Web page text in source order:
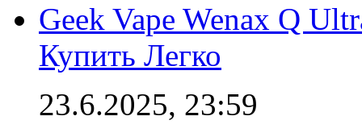
Geek Vape Wenax Q
Купить Легко
23.6.2025, 23:59